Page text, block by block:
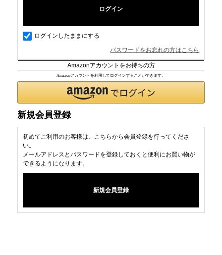
ログインしたままにする
パスワードをお忘れの方はこちら
Amazonアカウントをお持ちの方
Amazonアカウントを利用してログインすることができます。
新規会員登録
初めてご利用のお客様は、こちらから会員登録を行ってくださ
い。
メールアドレスとパスワードを登録しておくと便利にお買い物が
できるようになります。